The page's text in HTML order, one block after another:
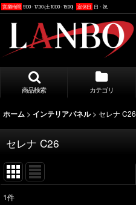
営業時間 9:00 - 17:30 (土10:00 - 15:00) 定休日 日・祝
商品検索 カテゴリ
ホーム > インテリアパネル > セレナ C26
セレナ C26
1件